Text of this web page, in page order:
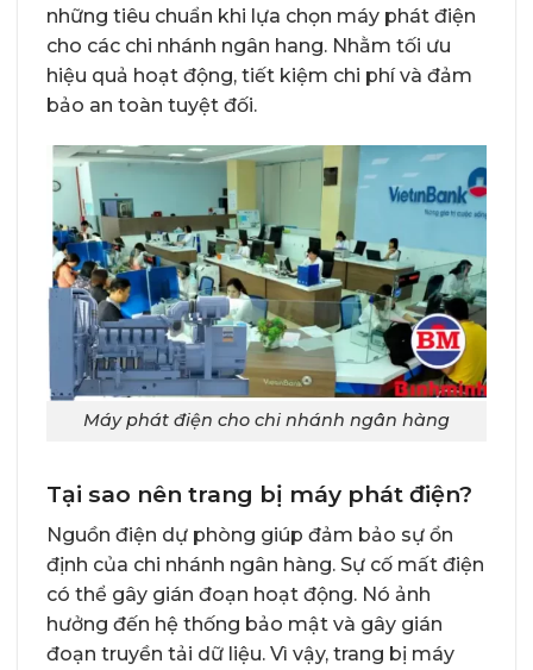
những tiêu chuẩn khi lựa chọn máy phát điện
cho các chi nhánh ngân hang. Nhằm tối ưu
hiệu quả hoạt động, tiết kiệm chi phí và đảm
bảo an toàn tuyệt đối.
Máy phát điện cho chi nhánh ngân hàng
Tại sao nên trang bị máy phát điện?
Nguồn điện dự phòng giúp đảm bảo sự ổn
định của chi nhánh ngân hàng. Sự cố mất điện
có thể gây gián đoạn hoạt động. Nó ảnh
hưởng đến hệ thống bảo mật và gây gián
đoạn truyền tải dữ liệu. Vì vậy, trang bị máy